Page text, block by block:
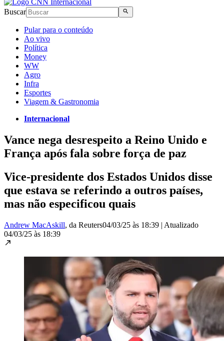
Buscar
Pular para o conteúdo
Ao vivo
Política
Money
WW
Agro
Infra
Esportes
Viagem & Gastronomia
Internacional
Vance nega desrespeito a Reino Unido e
França após fala sobre força de paz
Vice-presidente dos Estados Unidos disse
que estava se referindo a outros países,
mas não especificou quais
Andrew MacAskill, da Reuters04/03/25 às 18:39 | Atualizado
04/03/25 às 18:39